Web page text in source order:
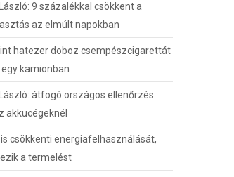
9 százalékkal csökkent a
az elmúlt napokban
hatezer doboz csempészcigarettát
kamionban
átfogó országos ellenőrzés
akkucégeknél
csökkenti energiafelhasználását,
a termelést